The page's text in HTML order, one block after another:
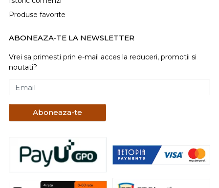
Produse favorite
ABONEAZA-TE LA NEWSLETTER
Vrei sa primesti prin e-mail acces la reduceri, promotii si
noutati?
Email
Aboneaza-te